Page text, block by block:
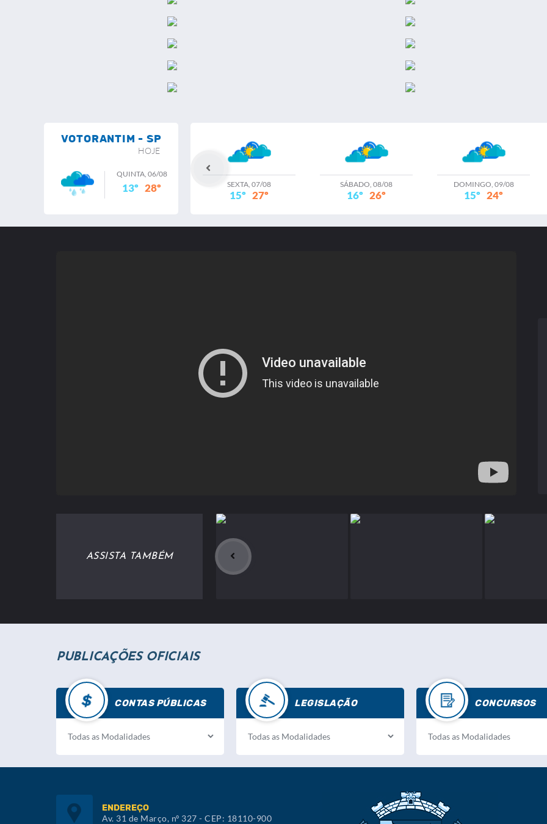
VOTORANTIM - SP
HOJE
QUINTA, 06/08
13º 28º SEXTA, 07/08
15º 27º
SÁBADO, 08/08
16º 26º
DOMINGO, 09/08
15º 24º
ASSISTA TAMBÉM
PUBLICAÇÕES OFICIAIS
CONTAS PÚBLICAS LEGISLAÇÃO CONCURSOS
ENDEREÇO
Av. 31 de Março, nº 327 - CEP: 18110-900